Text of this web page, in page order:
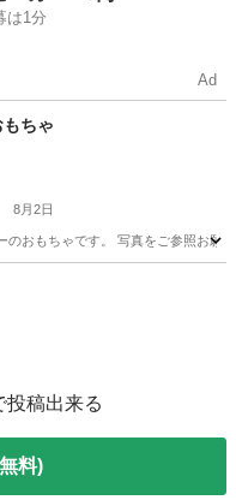
は1分
Ad
ちゃ
8月2日
おもちゃです。 写真をご参照お
投稿出来る
料)